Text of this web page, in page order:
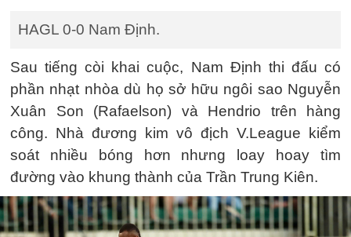
HAGL 0-0 Nam Định.
Sau tiếng còi khai cuộc, Nam Định thi đấu có
phần nhạt nhòa dù họ sở hữu ngôi sao Nguyễn
Xuân Son (Rafaelson) và Hendrio trên hàng
công. Nhà đương kim vô địch V.League kiểm
soát nhiều bóng hơn nhưng loay hoay tìm
đường vào khung thành của Trần Trung Kiên.